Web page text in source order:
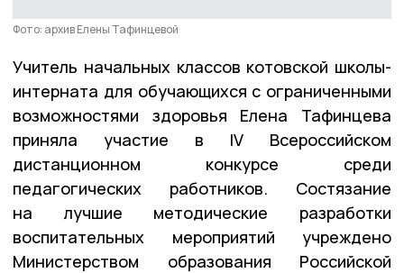
Фото: архив Елены Тафинцевой
Учитель начальных классов котовской школы-
интерната для обучающихся с ограниченными
возможностями здоровья Елена Тафинцева
приняла участие в IV Всероссийском
дистанционном конкурсе среди
педагогических работников. Состязание
на лучшие методические разработки
воспитательных мероприятий учреждено
Министерством образования Российской